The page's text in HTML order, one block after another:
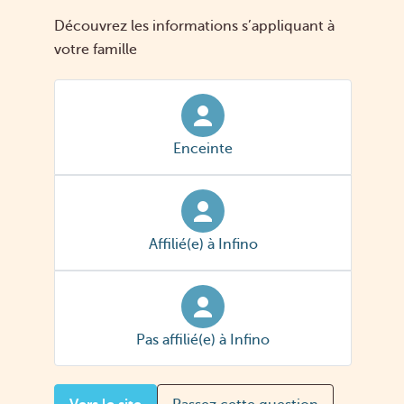
Découvrez les informations s’appliquant à
votre famille
Enceinte
Affilié(e) à Infino
Pas affilié(e) à Infino